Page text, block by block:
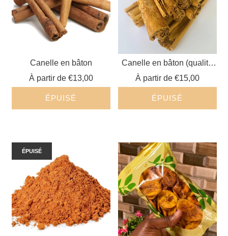
Canelle en bâton
À partir de €13,00
ÉPUISÉ
Canelle en bâton (qualité
supérieure)
À partir de €15,00
ÉPUISÉ
ÉPUISÉ